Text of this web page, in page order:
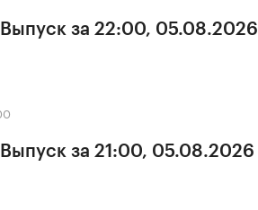
Выпуск за 22:00, 05.08.2026
Выпуск за 21:00, 05.08.2026